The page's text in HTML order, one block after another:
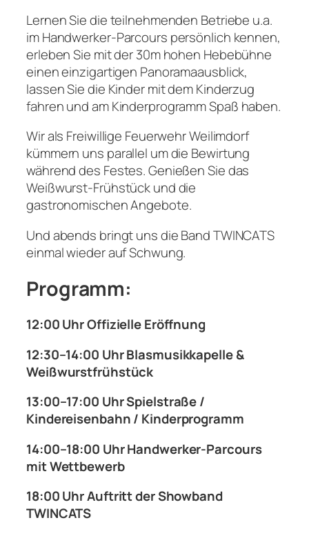
Lernen Sie die teilnehmenden Betriebe u.a.
im Handwerker-Parcours persönlich kennen,
erleben Sie mit der 30m hohen Hebebühne
einen einzigartigen Panoramaausblick,
lassen Sie die Kinder mit dem Kinderzug
fahren und am Kinderprogramm Spaß haben.
Wir als Freiwillige Feuerwehr Weilimdorf
kümmern uns parallel um die Bewirtung
während des Festes. Genießen Sie das
Weißwurst-Frühstück und die
gastronomischen Angebote.
Und abends bringt uns die Band TWINCATS
einmal wieder auf Schwung.
Programm:
12:00 Uhr Offizielle Eröffnung
12:30–14:00 Uhr Blasmusikkapelle &
Weißwurstfrühstück
13:00–17:00 Uhr Spielstraße /
Kindereisenbahn / Kinderprogramm
14:00–18:00 Uhr Handwerker-Parcours
mit Wettbewerb
18:00 Uhr Auftritt der Showband
TWINCATS